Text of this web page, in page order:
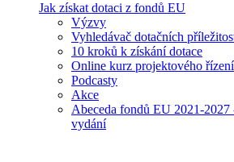
Jak získat dotaci z fondů EU
Výzvy
Vyhledávač dotačních
10 kroků k získání dotace
Online kurz projektového řízení
Podcasty
Akce
Abeceda fondů EU 2021-2027
vydání